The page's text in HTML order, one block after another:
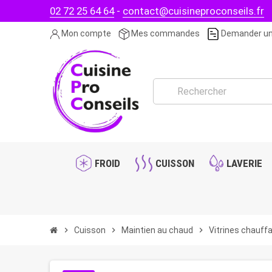
02 72 25 64 64- contact@cuisineproconseils.fr
Mon compte Mes commandes Demander
FROID CUISSON LAVERIE
chevron_right Cuisson chevron_right Maintien au chaud chevron_right Vitrines